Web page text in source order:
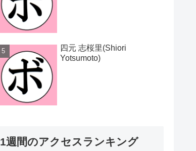
四元 志桜里(Shiori
Yotsumoto)
1週間のアクセスランキング